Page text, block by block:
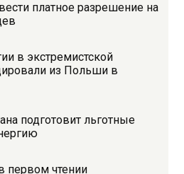
платное разрешение на
в экстремистской
из Польши в
подготовит льготные
первом чтении